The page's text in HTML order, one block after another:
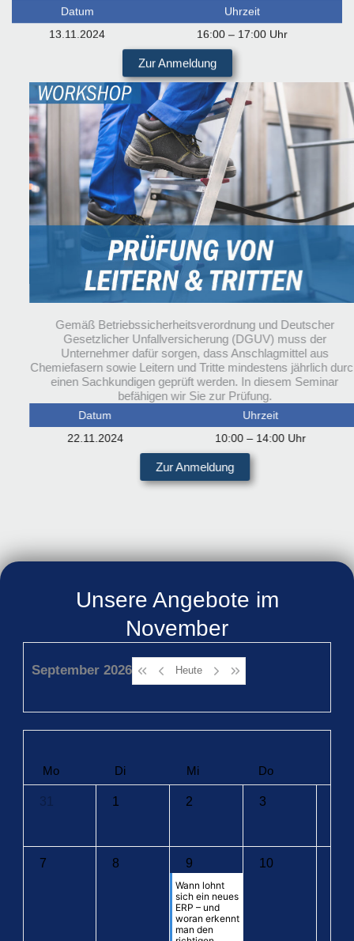
Datum
Uhrzeit
13.11.2024
16:00 – 17:00 Uhr
Zur Anmeldung
Gemäß Betriebssicherheitsverordnung und Deutscher
Gesetzlicher Unfallversicherung (DGUV) muss der
Unternehmer dafür sorgen, dass Anschlagmittel aus
Chemiefasern sowie Leitern und Tritte mindestens jährlich
einen Sachkundigen geprüft werden. In diesem Seminar
befähigen wir Sie zur Prüfung.
Datum
Uhrzeit
22.11.2024
10:00 – 14:00 Uhr
Zur Anmeldung
Unsere Angebote im
November
September 2026 Heute
Mo Di Mi Do
31 1 2 3
7 8 9
Wann lohnt
sich ein neues
ERP – und
woran erkennt
man den
10